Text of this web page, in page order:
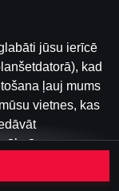
jūsu ierīcē
kad
ļauj mums
vietnes, kas
sīkdatnes")